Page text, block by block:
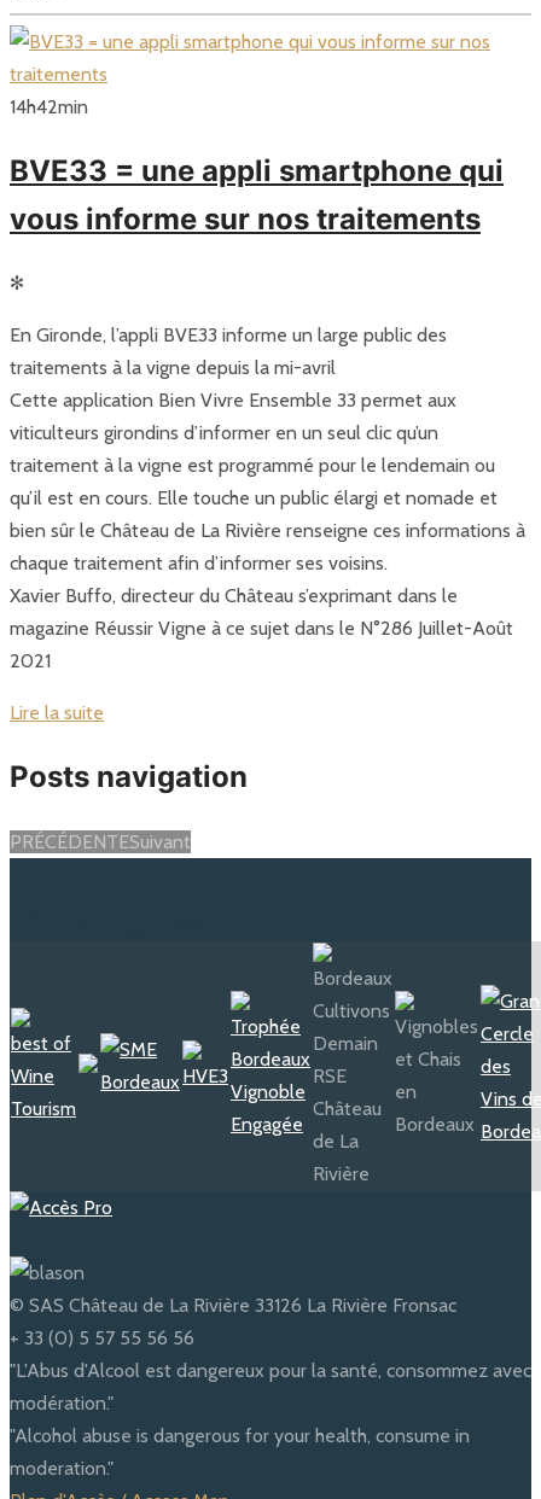
14h42min
BVE33 = une appli smartphone qui
vous informe sur nos traitements
✻
En Gironde, l’appli BVE33 informe un large public des
traitements à la vigne depuis la mi-avril
Cette application Bien Vivre Ensemble 33 permet aux
viticulteurs girondins d’informer en un seul clic qu’un
traitement à la vigne est programmé pour le lendemain ou
qu’il est en cours. Elle touche un public élargi et nomade et
bien sûr le Château de La Rivière renseigne ces informations à
chaque traitement afin d’informer ses voisins.
Xavier Buffo, directeur du Château s’exprimant dans le
magazine Réussir Vigne à ce sujet dans le N°286 Juillet-Août
2021
Lire la suite
Posts navigation
PRÉCÉDENTESuivant
© SAS Château de La Rivière 33126 La Rivière Fronsac
+ 33 (0) 5 57 55 56 56
"L'Abus d'Alcool est dangereux pour la santé, consommez avec
modération."
"Alcohol abuse is dangerous for your health, consume in
moderation."